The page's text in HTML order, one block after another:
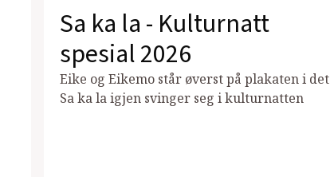
Sa ka la - Kulturnatt
spesial 2026
Eike og Eikemo står øverst på plakaten i det
Sa ka la igjen svinger seg i kulturnatten